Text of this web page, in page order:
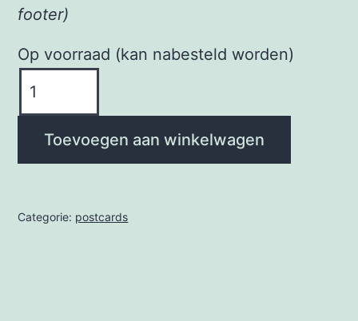
footer)
Op voorraad (kan nabesteld worden)
tears
Toevoegen aan winkelwagen
Categorie: postcards